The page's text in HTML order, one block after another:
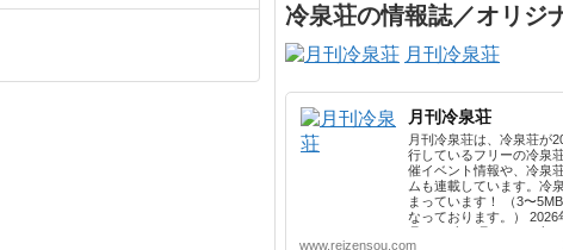
冷泉荘の情報誌／オリジ
月刊冷泉荘
月刊冷泉荘
月刊冷泉荘は、冷泉荘が
行しているフリーの冷泉
催イベント情報や、冷泉
ムも連載しています。冷
まっています！ （3〜
なっております。） 2026
月 2025年 4月 〜 2026年
www.reizensou.com